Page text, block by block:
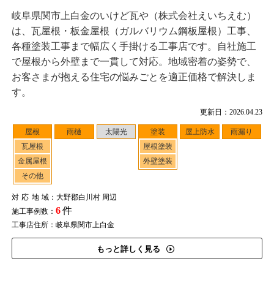
更新日：2026.04.23
屋根
瓦屋根
金属屋根
その他
雨樋 太陽光
塗装
屋根塗装
外壁塗装
屋上防水 雨漏り
対応地域：大野郡白川村 周辺
施工事例数： 6件
工事店住所：岐阜県関市上白金
もっと詳しく見る
岐阜県関市上白金のいけど瓦や（株式会社えいちえむ）
は、瓦屋根・板金屋根（ガルバリウム鋼板屋根）工事、
各種塗装工事まで幅広く手掛ける工事店です。自社施工
で屋根から外壁まで一貫して対応。地域密着の姿勢で、
お客さまが抱える住宅の悩みごとを適正価格で解決しま
す。